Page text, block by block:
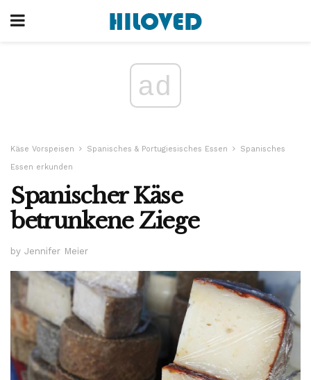
ad
Käse Vorspeisen Spanisches & Portugiesisches Essen
Spanisches
Essen erkunden
Spanischer Käse
betrunkene Ziege
by Jennifer Meier